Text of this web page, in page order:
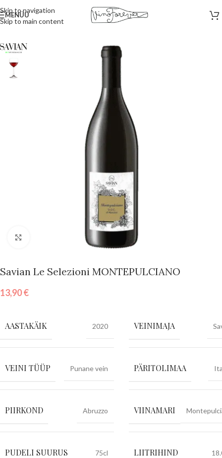
Skip to navigation
Skip to main content
MENÜÜ
Esileht /Punased veinid
Vajuta suurendamiseks
Savian Le Selezioni MONTEPULCIANO
13,90€
AASTAKÄIK 2020 VEINIMAJA
VEINI TÜÜP Punane vein PÄRITOLIMAA
PIIRKOND Abruzzo VIINAMARI
PUDELI SUURUS 75cl LIITRIHIND